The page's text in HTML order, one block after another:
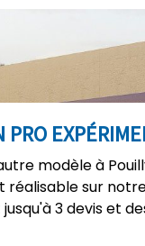
modèle à
réalisable sur
3 devis et